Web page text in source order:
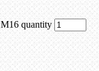
quantity